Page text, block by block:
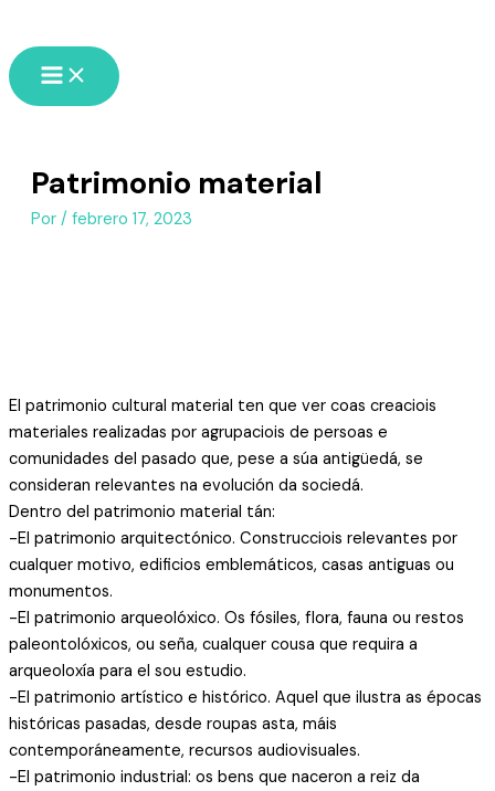
Patrimonio material
Por / febrero 17, 2023
El patrimonio cultural material ten que ver coas creaciois
materiales realizadas por agrupaciois de persoas e
comunidades del pasado que, pese a súa antigüedá, se
consideran relevantes na evolución da sociedá.
Dentro del patrimonio material tán:
-El patrimonio arquitectónico. Construcciois relevantes por
cualquer motivo, edificios emblemáticos, casas antiguas ou
monumentos.
-El patrimonio arqueolóxico. Os fósiles, flora, fauna ou restos
paleontolóxicos, ou seña, cualquer cousa que requira a
arqueoloxía para el sou estudio.
-El patrimonio artístico e histórico. Aquel que ilustra as épocas
históricas pasadas, desde roupas asta, máis
contemporáneamente, recursos audiovisuales.
-El patrimonio industrial: os bens que naceron a reiz da